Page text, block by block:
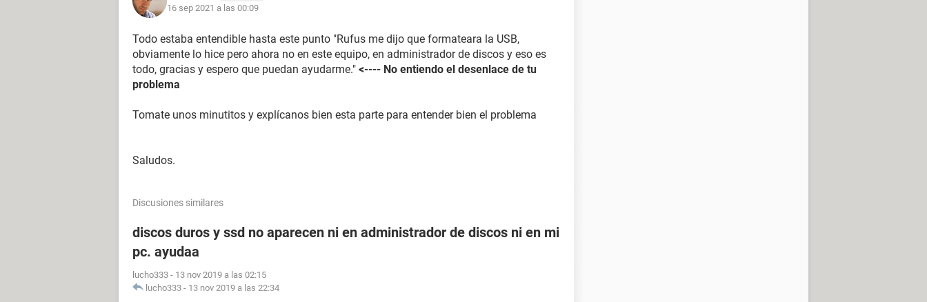
16 sep 2021 a las 00:09
Todo estaba entendible hasta este punto "Rufus me dijo que formateara la USB,
obviamente lo hice pero ahora no en este equipo, en administrador de discos y eso es
todo, gracias y espero que puedan ayudarme." <---- No entiendo el desenlace de tu
problema
Tomate unos minutitos y explícanos bien esta parte para entender bien el problema
Saludos.
Discusiones similares
discos duros y ssd no aparecen ni en administrador de discos ni en mi
pc. ayudaa
lucho333 - 13 nov 2019 a las 02:15
lucho333 - 13 nov 2019 a las 22:34